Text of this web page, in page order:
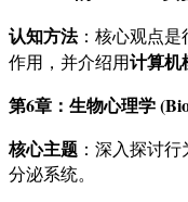
认知方法：核心观点是
作用，并介绍用计算机
第6章：生物心理学
核心主题 ：深入探讨
分泌系统。